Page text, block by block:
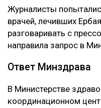
Журналисты
врачей, лечивших
разговаривать с
направила запрос в
Ответ Минздрава
В Министерстве
координационном